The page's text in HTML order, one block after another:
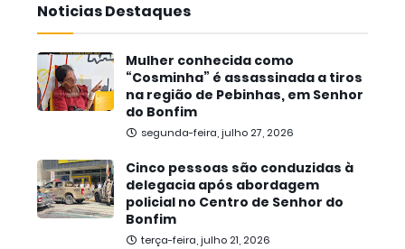
Noticias Destaques
Mulher conhecida como
“Cosminha” é assassinada a tiros
na região de Pebinhas, em Senhor
do Bonfim
segunda-feira, julho 27, 2026
Cinco pessoas são conduzidas à
delegacia após abordagem
policial no Centro de Senhor do
Bonfim
terça-feira, julho 21, 2026